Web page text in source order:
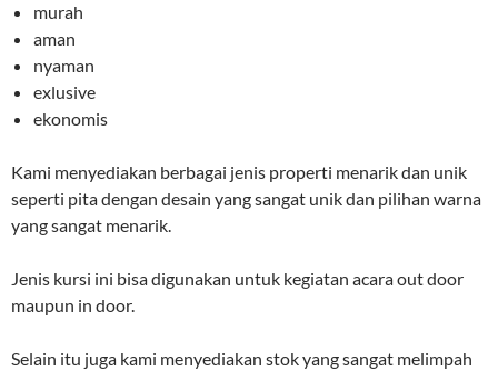
murah
aman
nyaman
exlusive
ekonomis
Kami menyediakan berbagai jenis properti menarik dan unik
seperti pita dengan desain yang sangat unik dan pilihan warna
yang sangat menarik.
Jenis kursi ini bisa digunakan untuk kegiatan acara out door
maupun in door.
Selain itu juga kami menyediakan stok yang sangat melimpah